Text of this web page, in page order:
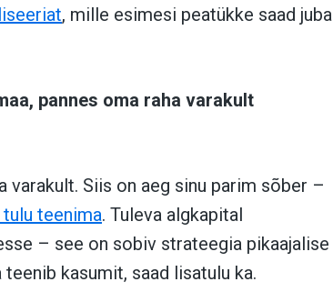
, mille esimesi peatükke saad juba
pannes oma raha varakult
Siis on aeg sinu parim sõber –
teenima. Tuleva algkapital
– see on sobiv strateegia pikaajalise
kasumit, saad lisatulu ka.